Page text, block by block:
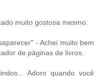
muito gostosa mesmo.
- Achei muito bem
de páginas de livros.
Adoro quando você